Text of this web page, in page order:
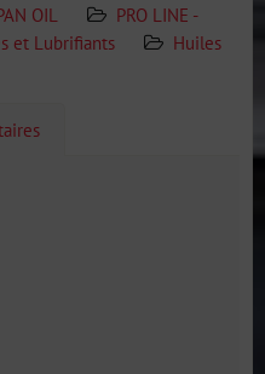
OIL
PRO LINE -
et Lubrifiants
Huiles